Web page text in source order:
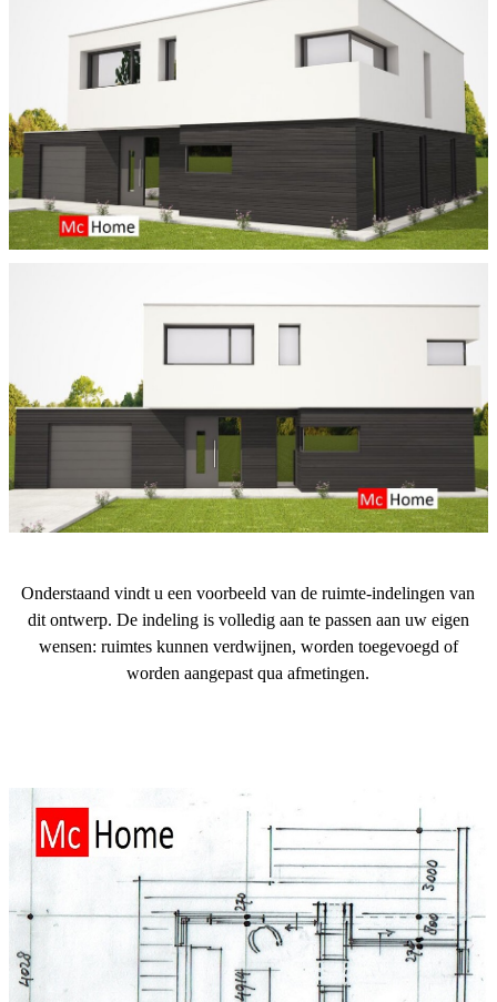
Onderstaand vindt u een voorbeeld van de ruimte-indelingen van
dit ontwerp. De indeling is volledig aan te passen aan uw eigen
wensen: ruimtes kunnen verdwijnen, worden toegevoegd of
worden aangepast qua afmetingen.